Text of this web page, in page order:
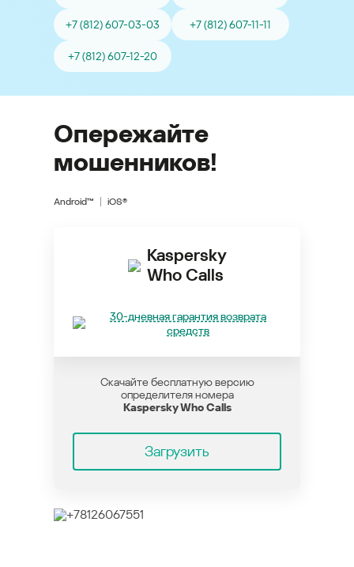
+7 (812) 607-03-03 +7 (812) 607-11-11
+7 (812) 607-12-20
Опережайте
мошенников!
Android™ iOS®
Kaspersky
Who Calls
30-дневная гарантия возврата
средств
Скачайте бесплатную версию
определителя номера
Kaspersky Who Calls
Загрузить